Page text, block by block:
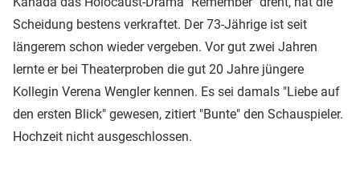
Scheidung bestens verkraftet. Der 73-Jährige ist seit
längerem schon wieder vergeben. Vor gut zwei Jahren
lernte er bei Theaterproben die gut 20 Jahre jüngere
Kollegin Verena Wengler kennen. Es sei damals "Liebe auf
den ersten Blick" gewesen, zitiert "Bunte" den Schauspieler.
Hochzeit nicht ausgeschlossen.